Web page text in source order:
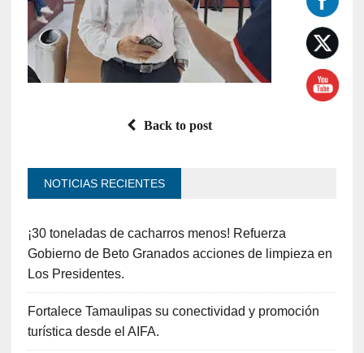
Back to post
NOTICIAS RECIENTES
¡30 toneladas de cacharros menos! Refuerza
Gobierno de Beto Granados acciones de limpieza en
Los Presidentes.
Fortalece Tamaulipas su conectividad y promoción
turística desde el AIFA.